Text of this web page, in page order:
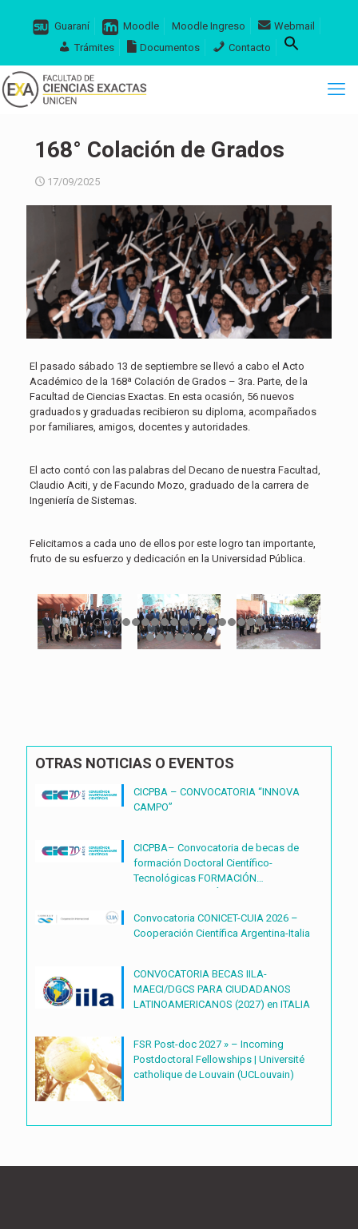
Guaraní Moodle Moodle Ingreso
Webmail
Trámites
Documentos Contacto
168° Colación de Grados
17/09/2025
El pasado sábado 13 de septiembre se llevó a cabo el Acto
Académico de la 168ª Colación de Grados – 3ra. Parte, de la
Facultad de Ciencias Exactas. En esta ocasión, 56 nuevos
graduados y graduadas recibieron su diploma, acompañados
por familiares, amigos, docentes y autoridades.
El acto contó con las palabras del Decano de nuestra Facultad,
Claudio Aciti, y de Facundo Mozo, graduado de la carrera de
Ingeniería de Sistemas.
Felicitamos a cada uno de ellos por este logro tan importante,
fruto de su esfuerzo y dedicación en la Universidad Pública.
OTRAS NOTICIAS O EVENTOS
CICPBA – CONVOCATORIA “INNOVA
CAMPO”
CICPBA– Convocatoria de becas de
formación Doctoral Científico-
Tecnológicas FORMACIÓN
Convocatoria CONICET-CUIA 2026 –
Cooperación Científica Argentina-Italia
CONVOCATORIA BECAS IILA-
MAECI/DGCS PARA CIUDADANOS
LATINOAMERICANOS (2027) en ITALIA
FSR Post-doc 2027 » – Incoming
Postdoctoral Fellowships | Université
catholique de Louvain (UCLouvain)